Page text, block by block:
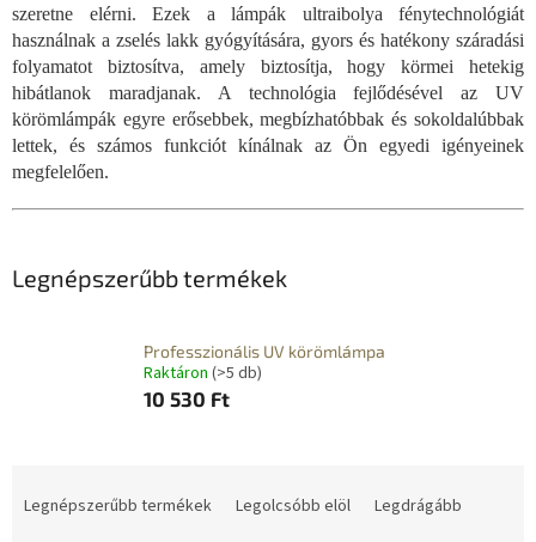
szeretne elérni. Ezek a lámpák ultraibolya fénytechnológiát
használnak a zselés lakk gyógyítására, gyors és hatékony száradási
folyamatot biztosítva, amely biztosítja, hogy körmei hetekig
hibátlanok maradjanak. A technológia fejlődésével az UV
körömlámpák egyre erősebbek, megbízhatóbbak és sokoldalúbbak
lettek, és számos funkciót kínálnak az Ön egyedi igényeinek
megfelelően.
Legnépszerűbb termékek
Professzionális UV körömlámpa
Raktáron (>5 db)
10 530 Ft
Legnépszerűbb termékek Legolcsóbb elöl
Legdrágább